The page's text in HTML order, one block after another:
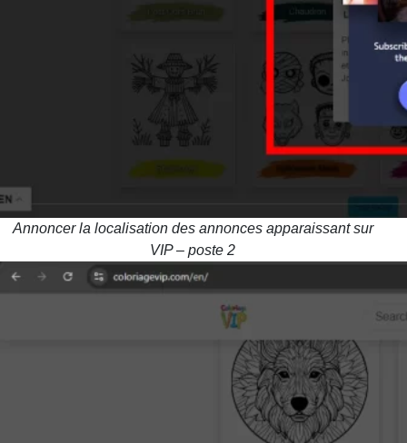
Annoncer la localisation des annonces apparaissant sur
VIP – poste 2